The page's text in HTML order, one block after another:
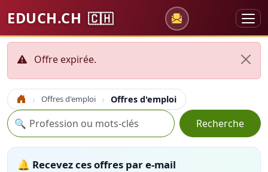
EDUCH.CH 🇨🇭
Offre expirée.
Accueil Offres d'emploi Offres d'emploi
Recherche
🔍 Recherche
🔔 Recevez ces offres par e-mail